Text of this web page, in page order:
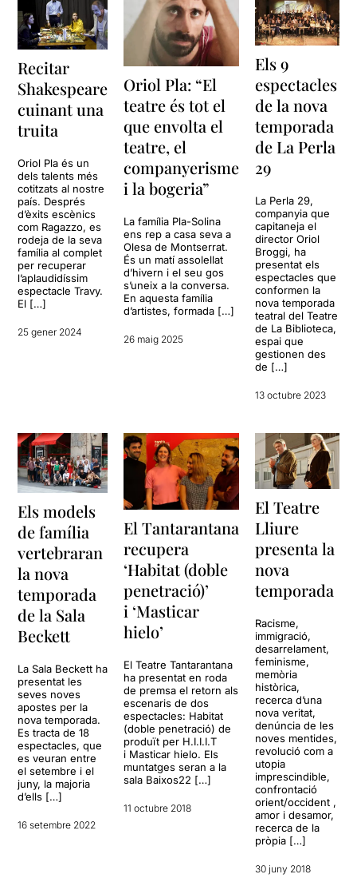
Recitar
Shakespeare
cuinant una
truita
Oriol Pla és un
dels talents més
cotitzats al nostre
país. Després
d’èxits escènics
com Ragazzo, es
rodeja de la seva
família al complet
per recuperar
l’aplaudidíssim
espectacle Travy.
El […]
25 gener 2024
Oriol Pla: “El
teatre és tot el
que envolta el
teatre, el
companyerisme
i la bogeria”
La família Pla-Solina
ens rep a casa seva a
Olesa de Montserrat.
És un matí assolellat
d’hivern i el seu gos
s’uneix a la conversa.
En aquesta família
d’artistes, formada […]
26 maig 2025
Els 9
espectacles
de la nova
temporada
de La Perla
29
La Perla 29,
companyia que
capitaneja el
director Oriol
Broggi, ha
presentat els
espectacles que
conformen la
nova temporada
teatral del Teatre
de La Biblioteca,
espai que
gestionen des
de […]
13 octubre 2023
Els models
de família
vertebraran
la nova
temporada
de la Sala
Beckett
La Sala Beckett ha
presentat les
seves noves
apostes per la
nova temporada.
Es tracta de 18
espectacles, que
es veuran entre
el setembre i el
juny, la majoria
d’ells […]
16 setembre 2022
El Tantarantana
recupera
‘Habitat (doble
penetració)’
i ‘Masticar
hielo’
El Teatre Tantarantana
ha presentat en roda
de premsa el retorn als
escenaris de dos
espectacles: Habitat
(doble penetració) de
produït per H.I.I.I.T
i Masticar hielo. Els
muntatges seran a la
sala Baixos22 […]
11 octubre 2018
El Teatre
Lliure
presenta la
nova
temporada
Racisme,
immigració,
desarrelament,
feminisme,
memòria
històrica,
recerca d’una
nova veritat,
denúncia de les
noves mentides,
revolució com a
utopia
imprescindible,
confrontació
orient/occident ,
amor i desamor,
recerca de la
pròpia […]
30 juny 2018